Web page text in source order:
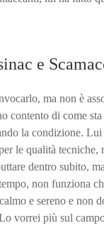
e
ma non è
contento di come
la condizione.
le qualità tecniche,
dentro subito,
non funziona
e sereno e non
vorrei più sul